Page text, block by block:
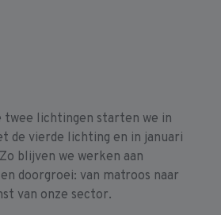
twee lichtingen starten we in
de vierde lichting en in januari
blijven we werken aan
doorgroei: van matroos naar
van onze sector.